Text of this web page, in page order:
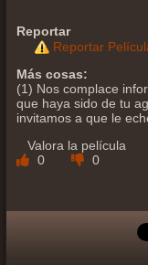
Reportar
Reportar
Más cosas:
(1) Nos complace
que haya sido de tu
invitamos a que le
Valora la película
0
0